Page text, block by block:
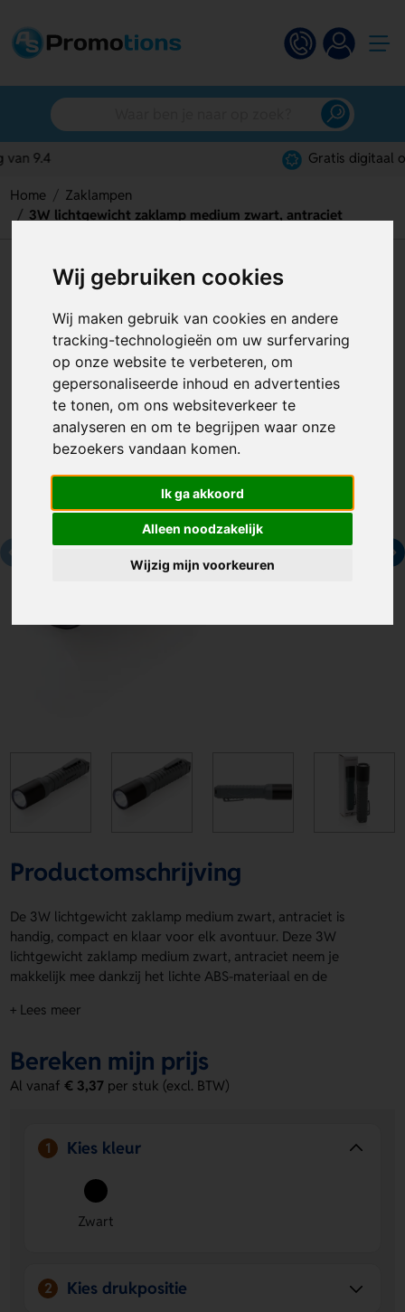
Wij gebruiken cookies
Wij maken gebruik van cookies en andere
tracking-technologieën om uw surfervaring
op onze website te verbeteren, om
gepersonaliseerde inhoud en advertenties
te tonen, om ons websiteverkeer te
analyseren en om te begrijpen waar onze
bezoekers vandaan komen.
Ik ga akkoord
Alleen noodzakelijk
Wijzig mijn voorkeuren
Gratis digitaal ontwerp
Home
Zaklampen
3W lichtgewicht zaklamp medium zwart, antraciet
3W lichtgewicht zaklamp
medium zwart, antraciet
Artikelnummer:127006
Productomschrijving
De 3W lichtgewicht zaklamp medium zwart, antraciet is
handig, compact en klaar voor elk avontuur. Deze 3W
lichtgewicht zaklamp medium zwart, antraciet neem je
makkelijk mee dankzij het lichte ABS-materiaal en de
lumen, een straalafstand tot 200 meter en 2 uur werktijd
gebruiksklaar. De riemclip maakt meenemen extra simpel. Op
de voorzijde kun je een logo, naam of eigen ontwerp laten
aanbrengen. IPX 44. Bestel of vraag een prijs op.
zaklamp medium zwart, antraciet
Licht en makkelijk mee te nemen
compacte formaat en de riemclip neem je hem overal
eenvoudig mee.
Eigen bedrukking op de voorzijde
- Laat een logo, naam
of eigen ontwerp aanbrengen voor een persoonlijke
+ Lees meer
Bereken mijn prijs
Al vanaf€ 3,37 per stuk (excl. BTW)
1 Kies kleur
Zwart
2 Kies drukpositie